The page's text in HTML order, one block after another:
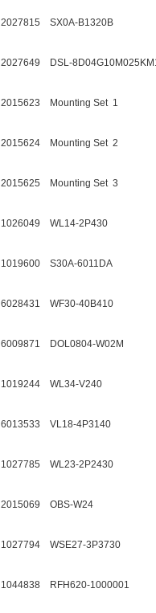
2027815 SX0A-B1320B
2027649 DSL-
2015623 Mounting Set 1
2015624 Mounting Set 2
2015625 Mounting Set 3
1026049 WL14-2P430
1019600 S30A-6011DA
6028431 WF30-40B410
6009871 DOL0804-W02M
1019244 WL34-V240
6013533 VL18-4P3140
1027785 WL23-2P2430
2015069 OBS-W24
1027794 WSE27-3P3730
1044838 RFH620-1000001